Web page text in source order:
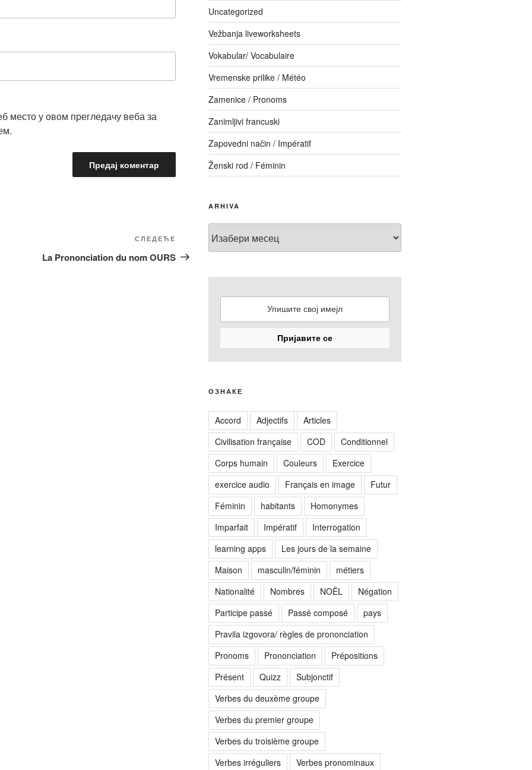
место у овом прегледачу веба за
Следећи
чланак
СЛЕДЕЋЕ
La Prononciation du nom OURS
Uncategorized
Vežbanja liveworksheets
Vokabular/ Vocabulaire
Vremenske prilike / Météo
Zamenice / Pronoms
Zanimljivi francuski
Zapovedni način / Impératif
Ženski rod / Féminin
ARHIVA
ОЗНАКЕ
Accord Adjectifs
Articles
Civilisation française
COD
Conditionnel
Corps humain
Couleurs
Exercice
exercice audio
Français en image
Futur
Féminin
habitants
Homonymes
Imparfait
Impératif
Interrogation
learning apps
Les jours de la semaine
Maison
masculin/féminin
métiers
Nationalité
Nombres NOËL
Négation
Participe passé
Passé composé
pays
Pravila izgovora/ règles de prononciation
Pronoms
Prononciation
Prépositions
Présent
Quizz
Subjonctif
Verbes du deuxème groupe
Verbes du premier groupe
Verbes du troisième groupe
Verbes irréguliers
Verbes pronominaux